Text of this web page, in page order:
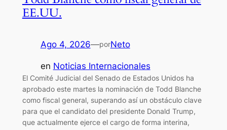
EE.UU.
Ago 4, 2026—porNeto
en Noticias Internacionales
El Comité Judicial del Senado de Estados Unidos ha
aprobado este martes la nominación de Todd Blanche
como fiscal general, superando así un obstáculo clave
para que el candidato del presidente Donald Trump,
que actualmente ejerce el cargo de forma interina,